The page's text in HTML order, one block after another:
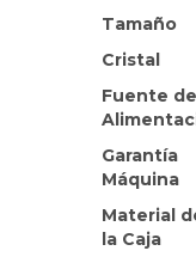
Tamaño
Cristal
Fuente de
Garantía
Máquina
Material
la Caja